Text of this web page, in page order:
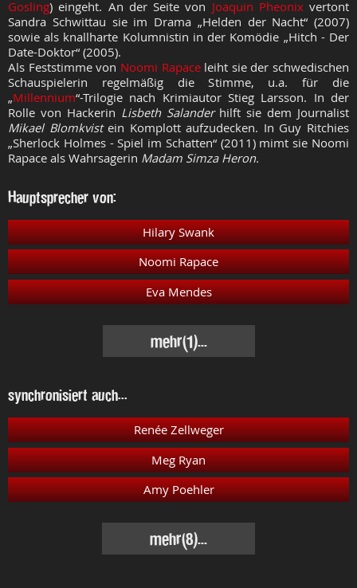
Gosling) eingeht. An der Seite von Joaquin Pheonixvertont
Sandra Schwittau sie im Drama „Helden der Nacht“ (2007)
sowie als knallharte Kolumnistin in der Komödie „Hitch - Der
Date-Doktor“ (2005).
Als Feststimme von Noomi Rapaceleiht sie der schwedischen
Schauspielerin regelmäßig die Stimme, u.a. für die
„Millennium“-Trilogie nach Krimiautor Stieg Larsson. In der
Rolle von Hackerin Lisbeth Salander hilft sie dem Journalist
Mikael Blomkvistein Komplott aufzudecken. In Guy Ritchies
„Sherlock Holmes - Spiel im Schatten“ (2011) mimt sie Noomi
Rapace als Wahrsagerin Madam Simza Heron.
Hauptsprecher von:
Hilary Swank
Noomi Rapace
Eva Mendes
mehr(1)...
synchronisiert auch...
Renée Zellweger
Meg Ryan
Amy Poehler
mehr(8)...